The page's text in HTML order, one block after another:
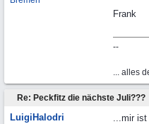
Frank
--
... alles
Re: Peckfitz die nächste Juli???
LuigiHalodri ...mir ist